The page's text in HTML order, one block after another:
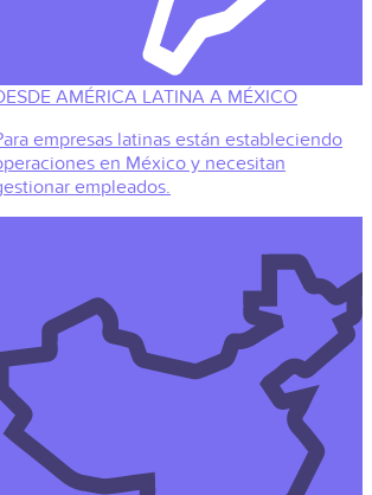
AMÉRICA LATINA A MÉXICO
empresas latinas están estableciendo
en México y necesitan
empleados.